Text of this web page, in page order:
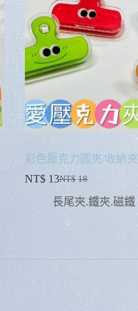
彩色壓克力圓夾/收納夾
NT$ 18
NT$ 13
長尾夾.鐵夾.磁鐵